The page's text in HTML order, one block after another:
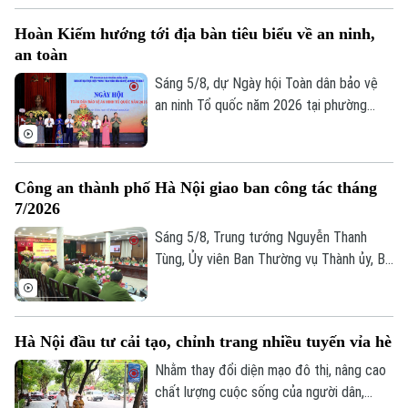
cuộc "tổng động viên" toàn diện nhằm
liệu quốc gia về đất đai trên địa bàn.
Hoàn Kiếm hướng tới địa bàn tiêu biểu về an ninh,
an toàn
Sáng 5/8, dự Ngày hội Toàn dân bảo vệ
an ninh Tổ quốc năm 2026 tại phường
tâm, phấn đấu trở thành hình mẫu của Thủ
và thân thiện.
Công an thành phố Hà Nội giao ban công tác tháng
7/2026
Sáng 5/8, Trung tướng Nguyễn Thanh
Tùng, Ủy viên Ban Thường vụ Thành ủy, Bí
trực tiếp kết hợp trực tuyến đến Công an
các đơn vị, xã, phường và Đồn Công an.
Hà Nội đầu tư cải tạo, chỉnh trang nhiều tuyến vỉa hè
Nhằm thay đổi diện mạo đô thị, nâng cao
chất lượng cuộc sống của người dân,